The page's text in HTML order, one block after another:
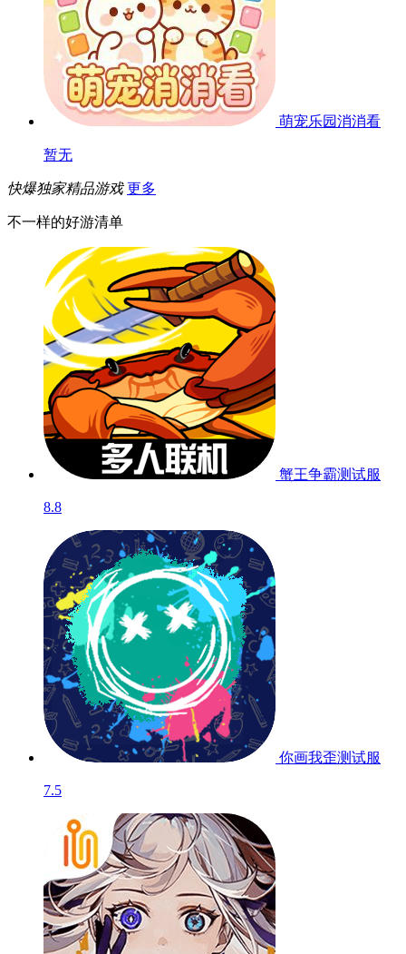
萌宠乐园消消看
暂无
快爆独家精品游戏 更多
不一样的好游清单
蟹王争霸测试服
8.8
你画我歪测试服
7.5